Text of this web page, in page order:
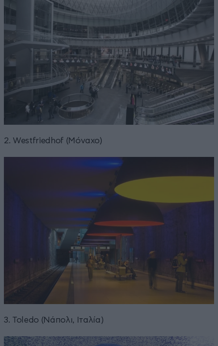
2. Westfriedhof (Μόναχο)
3. Toledo (Νάπολι, Ιταλία)